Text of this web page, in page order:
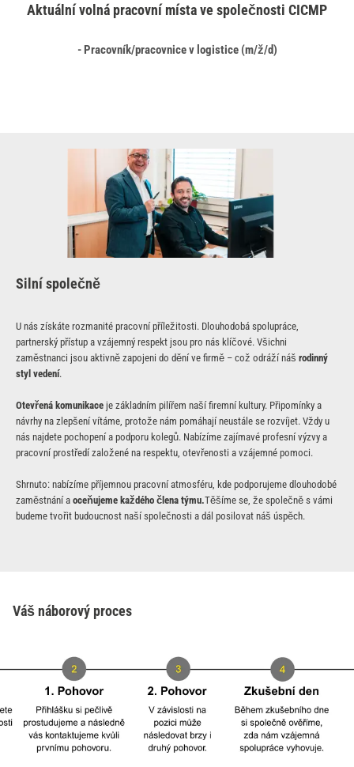
Aktuální volná pracovní místa ve společnosti CICMP
- Pracovník/pracovnice v logistice (m/ž/d)
Silní společně
U nás získáte rozmanité pracovní příležitosti. Dlouhodobá spolupráce,
partnerský přístup a vzájemný respekt jsou pro nás klíčové. Všichni
zaměstnanci jsou aktivně zapojeni do dění ve firmě – což odráží náš rodinný
styl vedení.
Otevřená komunikace je základním pilířem naší firemní kultury. Připomínky a
návrhy na zlepšení vítáme, protože nám pomáhají neustále se rozvíjet. Vždy u
nás najdete pochopení a podporu kolegů. Nabízíme zajímavé profesní výzvy a
pracovní prostředí založené na respektu, otevřenosti a vzájemné pomoci.
Shrnuto: nabízíme příjemnou pracovní atmosféru, kde podporujeme dlouhodobé
zaměstnání a oceňujeme každého člena týmu.Těšíme se, že společně s vámi
budeme tvořit budoucnost naší společnosti a dál posilovat náš úspěch.
Váš náborový proces